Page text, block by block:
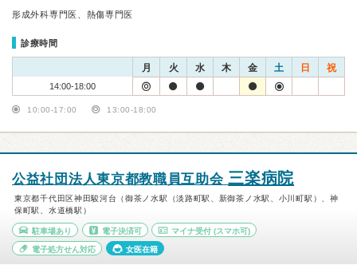
形成外科専門医、熱傷専門医
診療時間
月 火 水 木 金 土 日 祝
14:00-18:00
10:00-17:00 13:00-18:00
公益社団法人東京都教職員互助会三楽病院
東京都千代田区神田駿河台（御茶ノ水駅（淡路町駅、新御茶ノ水駅、小川町駅）、神
保町駅、水道橋駅）
駐車場あり 電子決済可 マイナ受付 (スマホ可)
電子処方せん対応 女医在籍